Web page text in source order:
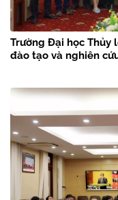
Trường Đại học Thủy
đào tạo và nghiên